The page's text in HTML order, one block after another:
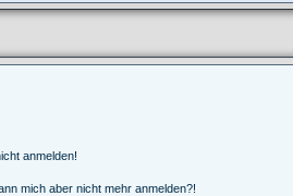
anmelden!
mich aber nicht mehr anmelden?!